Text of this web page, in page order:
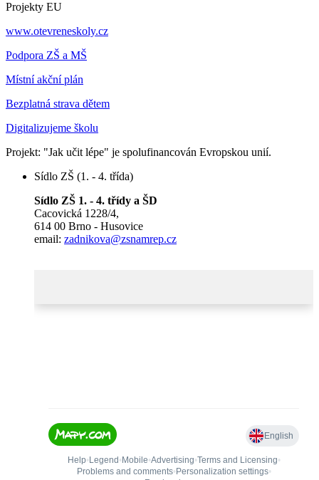
Projekty EU
www.otevreneskoly.cz
Podpora ZŠ a MŠ
Místní akční plán
Bezplatná strava dětem
Digitalizujeme školu
Projekt: "Jak učit lépe" je spolufinancován Evropskou unií.
Sídlo ZŠ (1. - 4. třída)
Sídlo ZŠ 1. - 4. třídy a ŠD
Cacovická 1228/4,
614 00 Brno - Husovice
email: zadnikova@zsnamrep.cz